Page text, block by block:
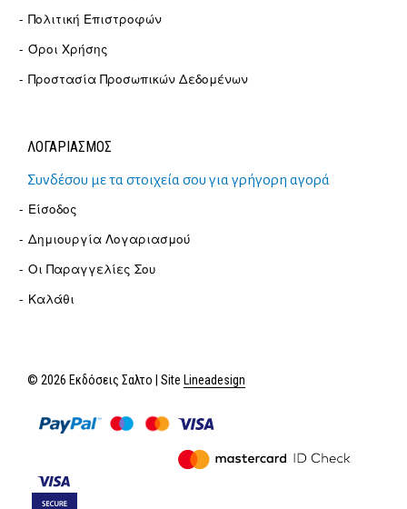
Πολιτική Επιστροφών
Όροι Χρήσης
Προστασία Προσωπικών Δεδομένων
ΛΟΓΑΡΙΑΣΜΟΣ
Συνδέσου με τα στοιχεία σου για γρήγορη αγορά
Είσοδος
Δημιουργία Λογαριασμού
Οι Παραγγελίες Σου
Καλάθι
© 2026 Εκδόσεις Σαλτο | Site Lineadesign